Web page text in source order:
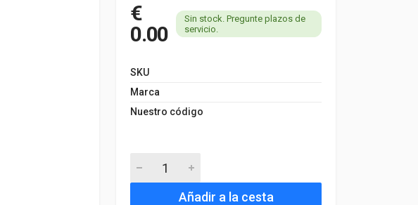
€
0.00
Sin stock. Pregunte plazos de
servicio.
SKU
Marca
Nuestro código
Añadir a la cesta